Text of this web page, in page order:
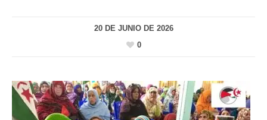
20 DE JUNIO DE 2026
0